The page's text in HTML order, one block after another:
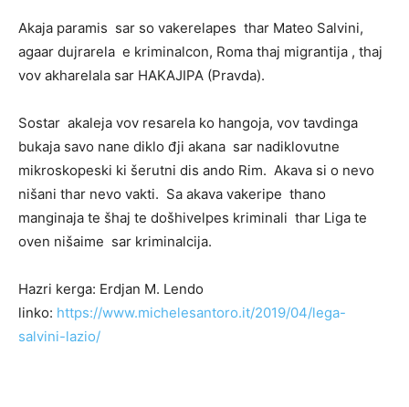
Akaja paramis sar so vakerelapes thar Mateo Salvini,
agaar dujrarela e kriminalcon, Roma thaj migrantija , thaj
vov akharelala sar HAKAJIPA (Pravda).
Sostar akaleja vov resarela ko hangoja, vov tavdinga
bukaja savo nane diklo đji akana sar nadiklovutne
mikroskopeski ki šerutni dis ando Rim. Akava si o nevo
nišani thar nevo vakti. Sa akava vakeripe thano
manginaja te šhaj te došhivelpes kriminali thar Liga te
oven nišaime sar kriminalcija.
Hazri kerga: Erdjan M. Lendo
linko: https://www.michelesantoro.it/2019/04/lega-
salvini-lazio/